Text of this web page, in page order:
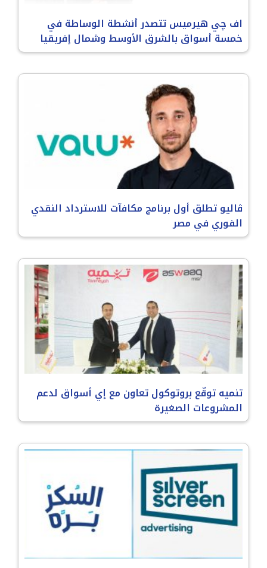
اف چي هيرميس تتصدر أنشطة الوساطة في
خمسة أسواق بالشرق الأوسط وشمال إفريقيا
ڤاليو تطلق أول برنامج مكافآت للاسترداد النقدي
الفوري في مصر
تنميه توقّع بروتوكول تعاون مع إي أسواق لدعم
المشروعات الصغيرة